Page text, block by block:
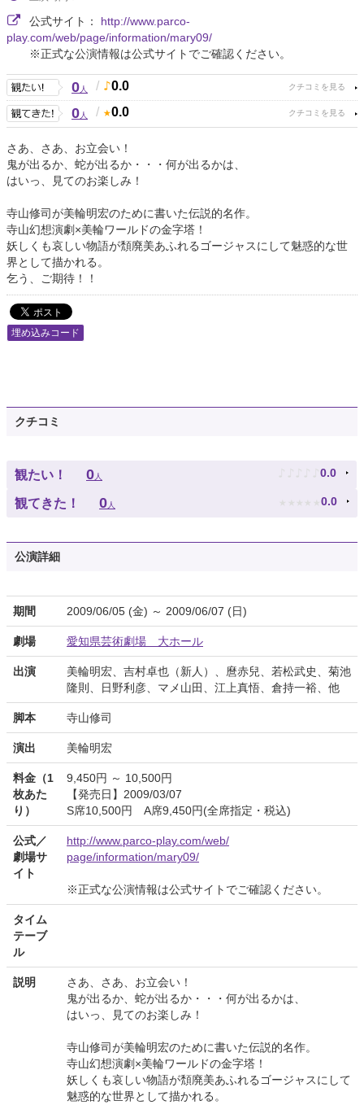
公式サイト： http://www.parco-
play.com/web/page/information/mary09/
※正式な公演情報は公式サイトでご確認ください。
0人 / 0.0
0人 / 0.0
さあ、さあ、お立会い！
鬼が出るか、蛇が出るか・・・何が出るかは、
はいっ、見てのお楽しみ！
寺山修司が美輪明宏のために書いた伝説的名作。
寺山幻想演劇×美輪ワールドの金字塔！
妖しくも哀しい物語が頽廃美あふれるゴージャスにして魅惑的な世
界として描かれる。
乞う、ご期待！！
埋め込みコード
クチコミ
観たい！ 0人 ♪ ♪ ♪ ♪ ♪ 0.0
観てきた！ 0人 ★ ★ ★ ★ ★ 0.0
公演詳細
期間 2009/06/05 (金) ～ 2009/06/07 (日)
劇場 愛知県芸術劇場 大ホール
出演
美輪明宏、吉村卓也（新人）、麿赤兒、若松武史、菊池
隆則、日野利彦、マメ山田、江上真悟、倉持一裕、他
脚本 寺山修司
演出 美輪明宏
料金（1
枚あた
り）
9,450円 ～ 10,500円
【発売日】2009/03/07
S席10,500円 A席9,450円(全席指定・税込)
公式／
劇場サ
イト
http://www.parco-play.com/web/
page/information/mary09/
※正式な公演情報は公式サイトでご確認ください。
タイム
テーブ
ル
説明
さあ、さあ、お立会い！
鬼が出るか、蛇が出るか・・・何が出るかは、
はいっ、見てのお楽しみ！
寺山修司が美輪明宏のために書いた伝説的名作。
寺山幻想演劇×美輪ワールドの金字塔！
妖しくも哀しい物語が頽廃美あふれるゴージャスにして
魅惑的な世界として描かれる。